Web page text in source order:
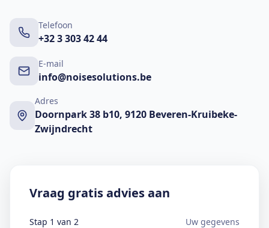
Telefoon
+32 3 303 42 44
E-mail
info@noisesolutions.be
Adres
Doornpark 38 b10, 9120 Beveren-Kruibeke-
Zwijndrecht
Vraag gratis advies aan
Stap 1 van 2 Uw gegevens